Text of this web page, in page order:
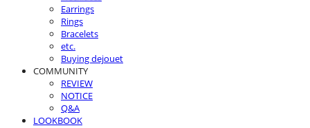
Earrings
Rings
Bracelets
etc.
Buying dejouet
COMMUNITY
REVIEW
NOTICE
Q&A
LOOKBOOK